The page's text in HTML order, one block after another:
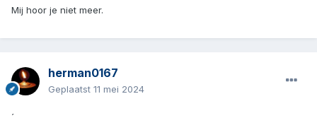
Mij hoor je niet meer.
herman0167
Geplaatst 11 mei 2024